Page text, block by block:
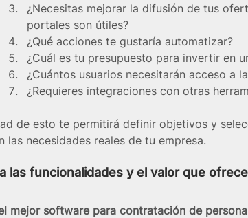
¿Necesitas mejorar la difusión de tus
portales son útiles?
¿Qué acciones te gustaría automatizar?
¿Cuál es tu presupuesto para invertir en
¿Cuántos usuarios necesitarán acceso a
¿Requieres integraciones con otras
de esto te permitirá definir objetivos y
las necesidades reales de tu empresa.
las funcionalidades y el valor que
mejor software para contratación de